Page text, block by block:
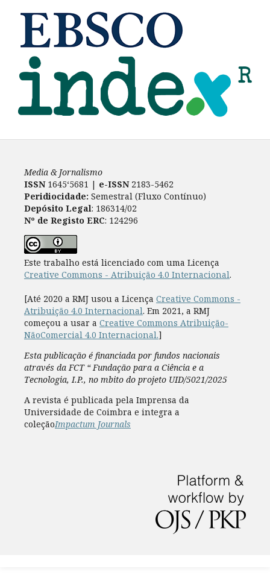
Media & Jornalismo
ISSN 1645‘5681 | e-ISSN2183-5462
Peridiocidade: Semestral (Fluxo Contínuo)
Depósito Legal: 186314/02
Nº de Registo ERC: 124296
Este trabalho está licenciado com uma Licença
Creative Commons - Atribuição 4.0 Internacional.
[Até 2020 a RMJ usou a Licença Creative Commons -
Atribuição 4.0 Internacional. Em 2021, a RMJ
começou a usar a Creative Commons Atribuição-
NãoComercial 4.0 Internacional.]
Esta publicação é financiada por fundos nacionais
através da FCT “ Fundação para a Ciência e a
Tecnologia, I.P., no mbito do projeto UID/5021/2025
A revista é publicada pela Imprensa da
Universidade de Coimbra e integra a
coleçãoImpactum Journals